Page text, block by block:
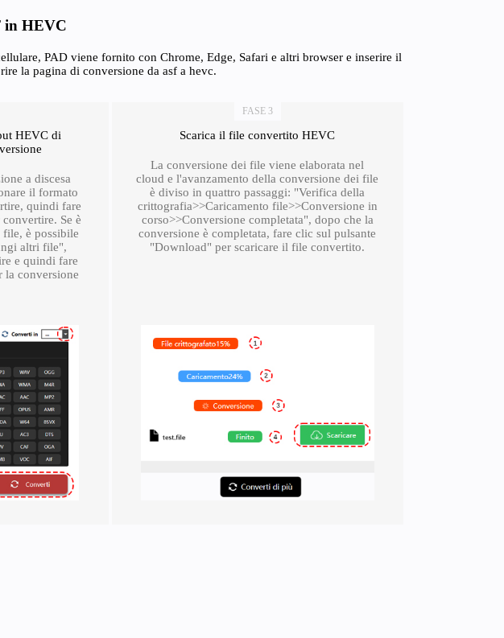
in HEVC
PAD viene fornito con Chrome, Edge, Safari e altri browser e inserire il
la pagina di conversione da asf a hevc.
HEVC di
a discesa
il formato
quindi fare
Se è
è possibile
altri file",
e quindi fare
la conversione
FASE 3
Scarica il file convertito HEVC
La conversione dei file viene elaborata nel
cloud e l'avanzamento della conversione dei file
è diviso in quattro passaggi: "Verifica della
crittografia>>Caricamento file>>Conversione in
corso>>Conversione completata", dopo che la
conversione è completata, fare clic sul pulsante
"Download" per scaricare il file convertito.